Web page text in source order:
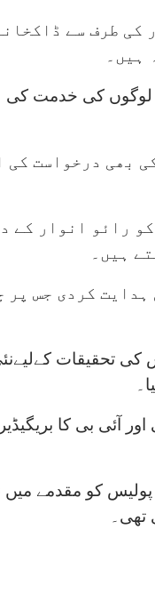
طرف سے
ہیں۔
کے لوگوں کی خدمت
بھی درخواست کی
رائو انوار کے
ہیں۔
کردی جس پر
تحقیقات
آئی بی کا
کو مقدمے میں